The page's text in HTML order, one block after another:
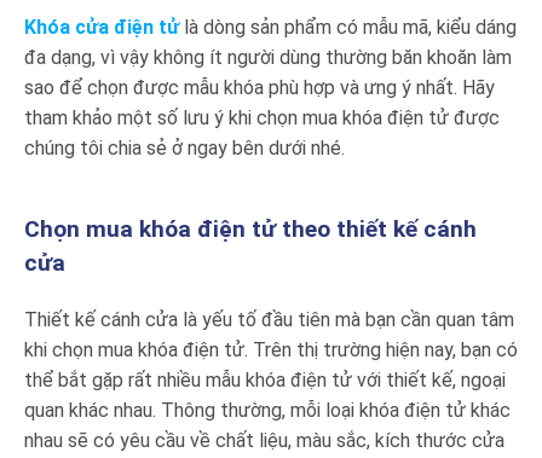
Khóa cửa điện tửlà dòng sản phẩm có mẫu mã, kiểu dáng
đa dạng, vì vậy không ít người dùng thường băn khoăn làm
sao để chọn được mẫu khóa phù hợp và ưng ý nhất. Hãy
tham khảo một số lưu ý khi chọn mua khóa điện tử được
chúng tôi chia sẻ ở ngay bên dưới nhé.
Chọn mua khóa điện tử theo thiết kế cánh
cửa
Thiết kế cánh cửa là yếu tố đầu tiên mà bạn cần quan tâm
khi chọn mua khóa điện tử. Trên thị trường hiện nay, bạn có
thể bắt gặp rất nhiều mẫu khóa điện tử với thiết kế, ngoại
quan khác nhau. Thông thường, mỗi loại khóa điện tử khác
nhau sẽ có yêu cầu về chất liệu, màu sắc, kích thước cửa